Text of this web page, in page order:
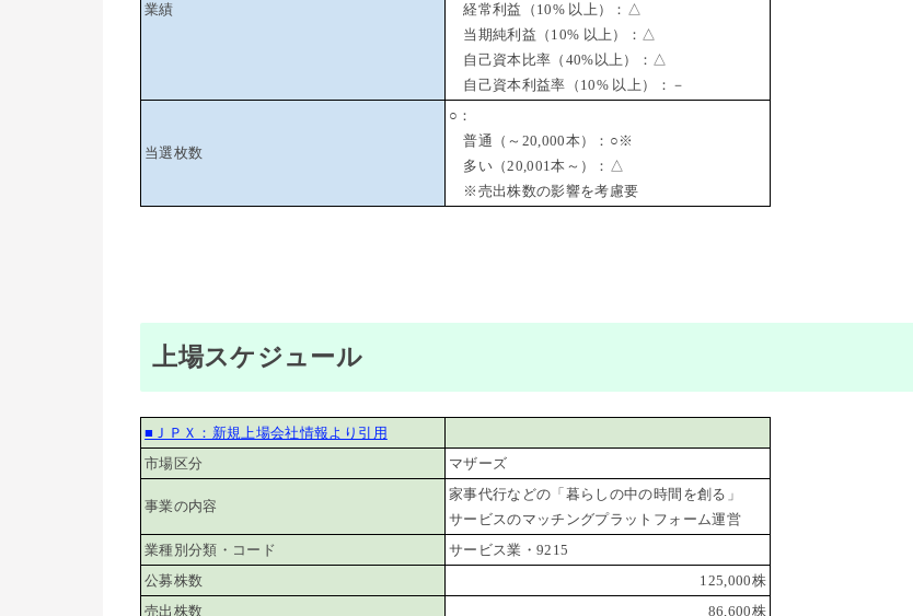
業績
経常利益（10% 以上）：△
当期純利益（10% 以上）：△
自己資本比率（40%以上）：△
自己資本利益率（10% 以上）：－
当選枚数
○：
普通（～20,000本）：○※
多い（20,001本～）：△
※売出株数の影響を考慮要
上場スケジュール
■ＪＰＸ：新規上場会社情報より引用
市場区分
マザーズ
事業の内容
家事代行などの「暮らしの中の時間を創る」
サービスのマッチングプラットフォーム運営
業種別分類・コード
サービス業・9215
公募株数
125,000株
売出株数
86,600株